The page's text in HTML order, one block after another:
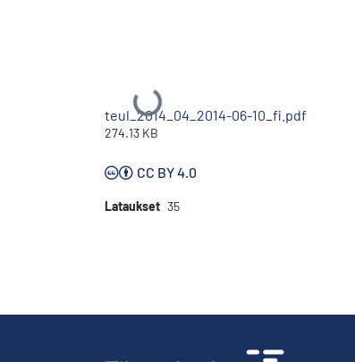
Ladataan...
teul_2014_04_2014-06-10_fi.pdf
274.13 KB
CC BY 4.0
Lataukset 35